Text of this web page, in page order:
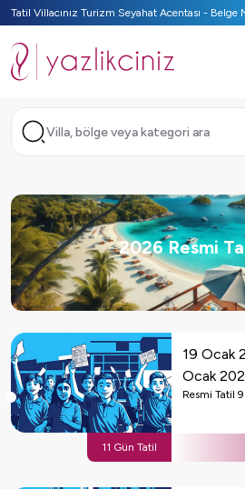
Tatil Villacınız Turizm Seyahat Acentası - Belge
Villa, bölge veya kategori ara
2026 Resmi
11 Gün Tatil
19 Ocak
Ocak
Resmi Tatil 9